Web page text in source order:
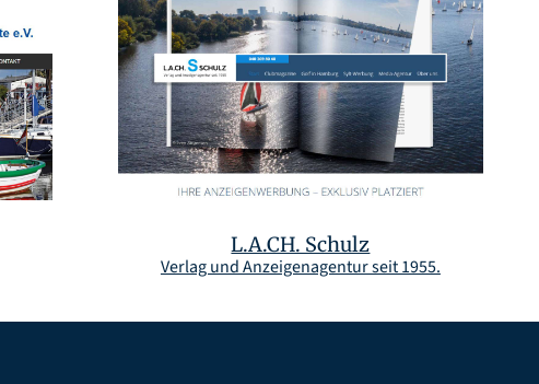
L.A.CH. Schulz
Verlag und Anzeigenagentur seit 1955.